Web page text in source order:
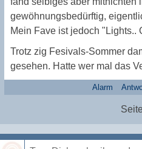
gewöhnungsbedürftig,
Mein Fave ist jedoch "Lights..
Trotz zig Fesivals-Sommer
gesehen. Hatte wer mal das
Alarm